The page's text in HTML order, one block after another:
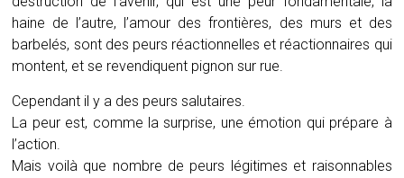
haine de l’autre, l’amour des frontières, des murs et des
barbelés, sont des peurs réactionnelles et réactionnaires qui
montent, et se revendiquent pignon sur rue.
Cependant il y a des peurs salutaires.
La peur est, comme la surprise, une émotion qui prépare à
l’action.
Mais voilà que nombre de peurs légitimes et raisonnables